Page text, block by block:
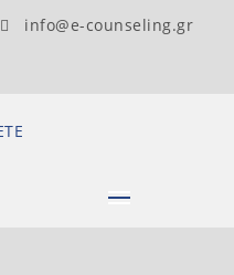
info@e-counseling.gr